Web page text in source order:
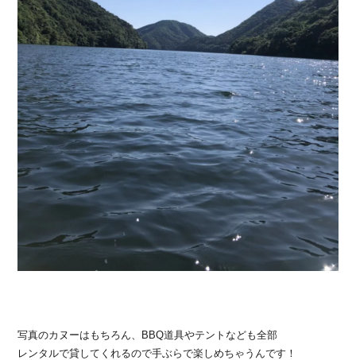
写真のカヌーはもちろん、BBQ道具やテントなども全部
レンタルで貸してくれるので手ぶらで楽しめちゃうんです！